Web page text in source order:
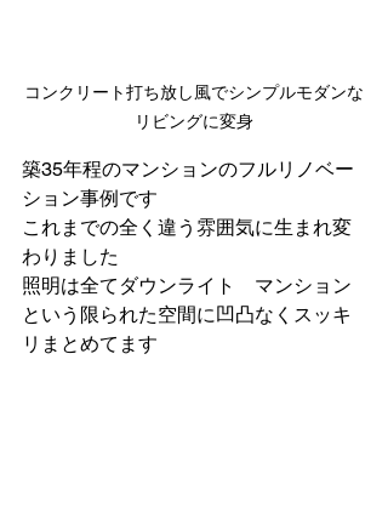
コンクリート打ち放し風でシンプルモダンな
リビングに変身
築35年程のマンションのフルリノベー
ション事例です
これまでの全く違う雰囲気に生まれ変
わりました
照明は全てダウンライト　マンション
という限られた空間に凹凸なくスッキ
リまとめてます